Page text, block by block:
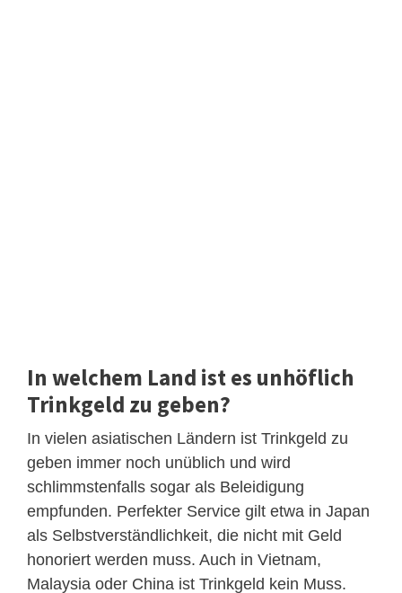
In welchem Land ist es unhöflich
Trinkgeld zu geben?
In vielen asiatischen Ländern ist Trinkgeld zu
geben immer noch unüblich und wird
schlimmstenfalls sogar als Beleidigung
empfunden. Perfekter Service gilt etwa in Japan
als Selbstverständlichkeit, die nicht mit Geld
honoriert werden muss. Auch in Vietnam,
Malaysia oder China ist Trinkgeld kein Muss.